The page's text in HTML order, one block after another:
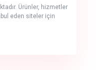
Ürünler, hizmetler
eden siteler için